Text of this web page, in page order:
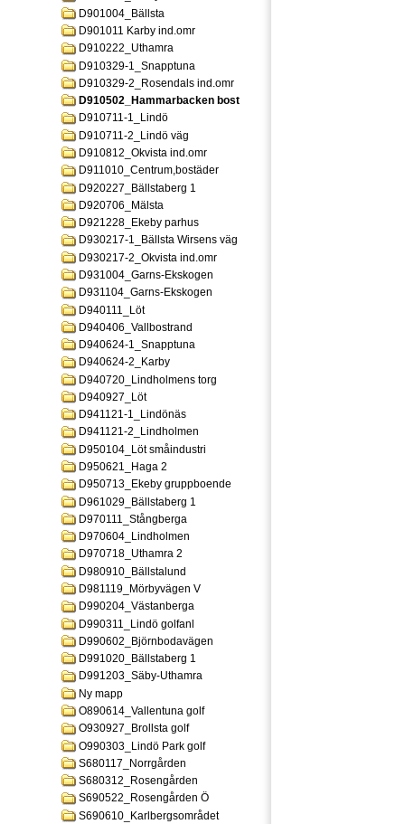
D901004_Bällsta
D901011 Karby ind.omr
D910222_Uthamra
D910329-1_Snapptuna
D910329-2_Rosendals ind.omr
D910502_Hammarbacken bost
D910711-1_Lindö
D910711-2_Lindö väg
D910812_Okvista ind.omr
D911010_Centrum,bostäder
D920227_Bällstaberg 1
D920706_Mälsta
D921228_Ekeby parhus
D930217-1_Bällsta Wirsens väg
D930217-2_Okvista ind.omr
D931004_Garns-Ekskogen
D931104_Garns-Ekskogen
D940111_Löt
D940406_Vallbostrand
D940624-1_Snapptuna
D940624-2_Karby
D940720_Lindholmens torg
D940927_Löt
D941121-1_Lindönäs
D941121-2_Lindholmen
D950104_Löt småindustri
D950621_Haga 2
D950713_Ekeby gruppboende
D961029_Bällstaberg 1
D970111_Stångberga
D970604_Lindholmen
D970718_Uthamra 2
D980910_Bällstalund
D981119_Mörbyvägen V
D990204_Västanberga
D990311_Lindö golfanl
D990602_Björnbodavägen
D991020_Bällstaberg 1
D991203_Säby-Uthamra
Ny mapp
O890614_Vallentuna golf
O930927_Brollsta golf
O990303_Lindö Park golf
S680117_Norrgården
S680312_Rosengården
S690522_Rosengården Ö
S690610_Karlbergsområdet